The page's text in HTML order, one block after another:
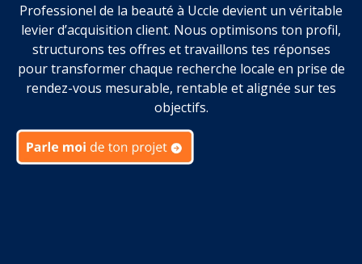
Professionel de la beauté à Uccle devient un véritable
levier d’acquisition client. Nous optimisons ton profil,
structurons tes offres et travaillons tes réponses
pour transformer chaque recherche locale en prise de
rendez-vous mesurable, rentable et alignée sur tes
objectifs.